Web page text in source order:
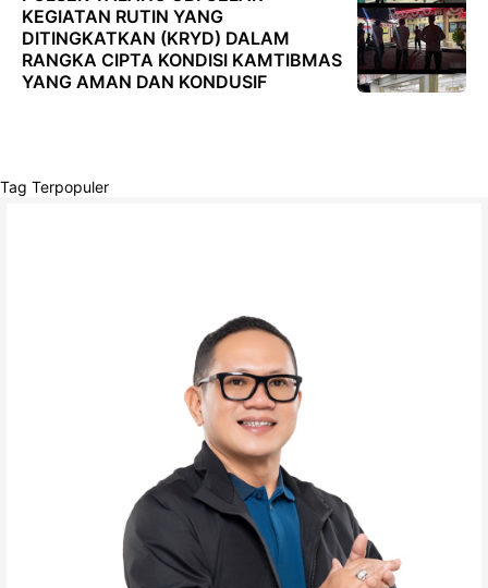
KEGIATAN RUTIN YANG
DITINGKATKAN (KRYD) DALAM
RANGKA CIPTA KONDISI KAMTIBMAS
YANG AMAN DAN KONDUSIF
Tag Terpopuler